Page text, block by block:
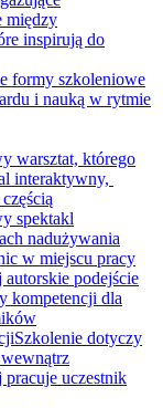
między
inspirują do
formy szkoleniowe
i nauką w rytmie
warsztat, którego
interaktywny,
spektakl
nadużywania
w miejscu pracy
autorskie podejście
kompetencji dla
Szkolenie dotyczy
uczestnik